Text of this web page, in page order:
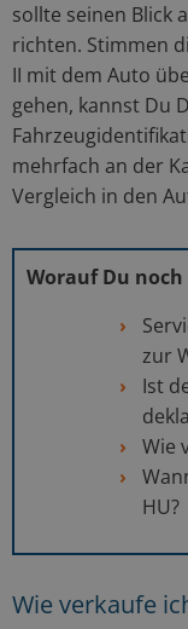
sollte seinen Blick
richten. Stimmen
II mit dem Auto
gehen, kannst Du
mehrfach an der
Vergleich in den
Worauf Du
zur
Ist
Wie
HU?
Wie verkaufe